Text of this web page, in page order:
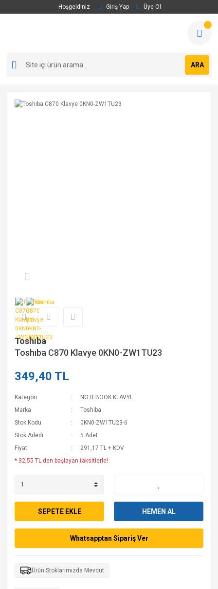
Hoşgeldiniz Giriş Yap Üye Ol
ARA
Toshıba
Toshıba C870 Klavye 0KN0-ZW1TU23
349,40 TL
Kategori
NOTEBOOK KLAVYE
Marka
Toshıba
Stok Kodu
0KN0-ZW1TU23-6
Stok Adedi
5 Adet
Fiyat
291,17 TL + KDV
* 32,55 TL den başlayan taksitlerle!
SEPETE EKLE HEMEN AL
Whatsapptan Sipariş Ver
Ürün Stoklarımızda Mevcut